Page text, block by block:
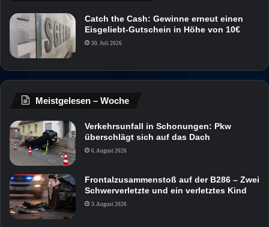
Catch the Cash: Gewinne erneut einen
Eisgeliebt-Gutschein in Höhe von 10€
30. Juli 2026
Meistgelesen – Woche
Verkehrsunfall in Schonungen: Pkw
überschlägt sich auf das Dach
6. August 2026
Frontalzusammenstoß auf der B286 – Zwei
Schwerverletzte und ein verletztes Kind
3. August 2026